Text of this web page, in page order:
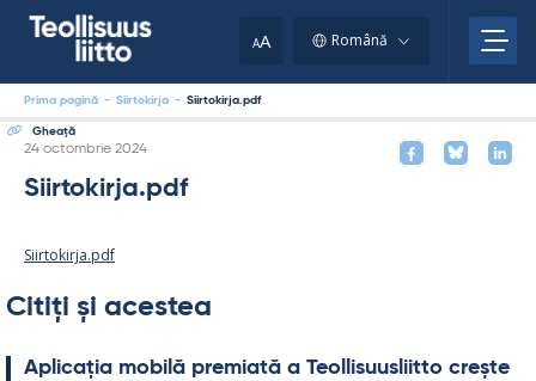
AA Română
Prima pagină - Siirtokirja - Siirtokirja.pdf
Gheaţă
Kirjoitettu
24 octombrie 2024
Siirtokirja.pdf
Siirtokirja.pdf
Citiți și acestea
Aplicația mo­bilă pre­miată a Teol­li­suus­liitto crește